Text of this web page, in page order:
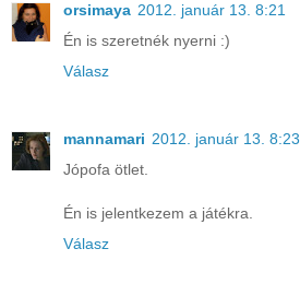
orsimaya 2012. január 13. 8:21
Én is szeretnék nyerni :)
Válasz
mannamari 2012. január 13. 8:23
Jópofa ötlet.
Én is jelentkezem a játékra.
Válasz